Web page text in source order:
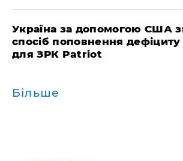
Україна за допомогою США
спосіб поповнення дефіциту
для ЗРК Patriot
Більше